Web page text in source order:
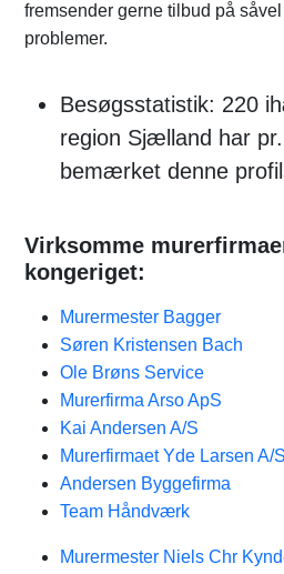
fremsender gerne tilbud på
problemer.
Besøgsstatistik: 220
region Sjælland har
bemærket denne
Virksomme
kongeriget:
Murermester Bagger
Søren Kristensen Bach
Ole Brøns Service
Murerfirma Arso ApS
Kai Andersen A/S
Murerfirmaet Yde Larsen A/S
Andersen Byggefirma
Team Håndværk
Murermester Niels Chr